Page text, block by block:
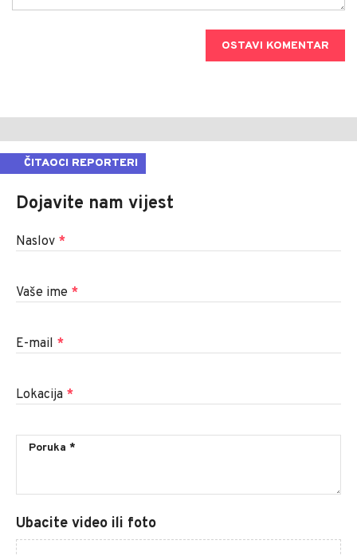
OSTAVI KOMENTAR
ČITAOCI REPORTERI
Dojavite nam vijest
Naslov *
Vaše ime *
E-mail *
Lokacija *
Ubacite video ili foto